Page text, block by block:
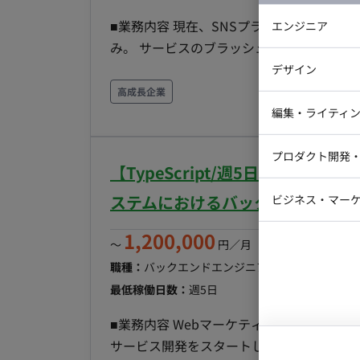
GoogleWorkspace(Gmail, GoogleCalendar,
の魅力 〇新規プロダクトとなり、ライ
わらず、設計‧実装‧コードレビューに関
発‧スキルアップに注⼒できます 〇開発
(Cursorなどの有料IDE 等を無償貸与） ■働き方 ・平日×週5日 ・基本10-19時 ※相談可能 ・基本
リモートだが、月1回永田町のオフィス出社
■業務内容 現在、SNSプラットフォーム向
み。 サービスのブラッシュアップを続け
用いた管理画面の実装やバックエンドAPI
■実装範囲 当面は権限機能、アカウント
にサービス特有の機能開発をお任せする予定です。 ・配信用管理画面の実装 →
するブラウザ画面 ・Webページに組み
築 →LINE上で動くwebviewアプリ ■開発環境 ・フロント：React, MUI, TypeScript ・バックエ
ンド：node, TypeScript ・インフラ：
の他：GitHub, GitHub Actions ■チーム体制 ・開発者：3名〜4名 ・プロダクトオーナー：1名
ンニング 〇デイリースクラム 〇スプリ
ロスペクティブ ▼同期コミュニケーション：Gather 〇バーチャルオフィスに出社 〇⾮同期コ
ミュニケーション：Slack 〇ストック
GoogleWorkspace(Gmail, GoogleCalendar,
の魅力 〇新規プロダクトとなり、ライ
高成長企業
【TypeScript/週5日/一部リモー
ステムにおけるバックエンド開発
〜 1,200,000 円／月
職種： バックエンドエンジニア
最低稼働日数： 週5日
■業務内容 Webマーケティング⽀援会社
サービス開発をスタートしています。 直
エンジニア
インフラエ
テストエン
デザイン
Webデザイ
ラストレー
編集・ライティ
プロダクト開発
クトマネー
ビジネス・マー